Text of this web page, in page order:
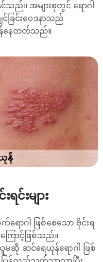
သည်။ အများစုတွင် ရောဂါ
ခြင်းဝေဒနာသည်
နေတတ်သည်။
င်းများ
ာဂါ ဖြစ်စေသော ဗိုင်းရ
ကြောင့်ဖြစ်သည်။
မဆို ဆင်ရေယုန်ရောဂါ ဖြစ်